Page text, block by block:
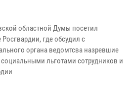
областной Думы посетил
где обсудил с
органа ведомтсва назревшие
льготами сотрудников и